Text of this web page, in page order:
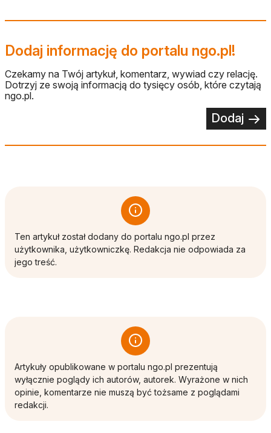
Dodaj informację do portalu ngo.pl!
Czekamy na Twój artykuł, komentarz, wywiad czy relację.
Dotrzyj ze swoją informacją do tysięcy osób, które czytają
ngo.pl.
Dodaj
Ten artykuł został dodany do portalu ngo.pl przez
użytkownika, użytkowniczkę. Redakcja nie odpowiada za
jego treść.
Artykuły opublikowane w portalu ngo.pl prezentują
wyłącznie poglądy ich autorów, autorek. Wyrażone w nich
opinie, komentarze nie muszą być tożsame z poglądami
redakcji.